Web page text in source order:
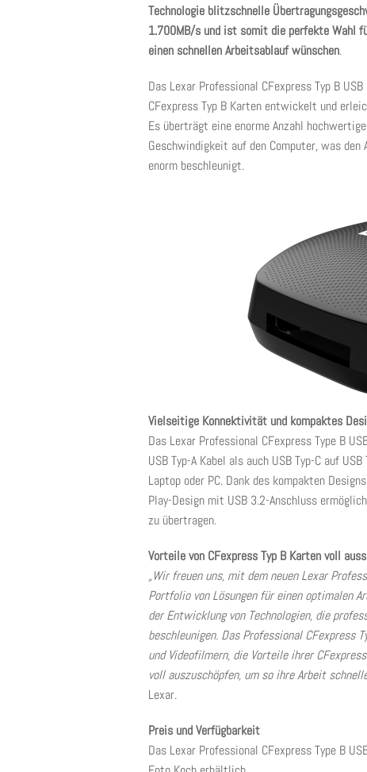
Technologie blitzschnelle
1.700MB/s und ist somit die perfekte Wahl
einen schnellen Arbeitsablauf wünschen.
Das Lexar Professional CFexpress Typ B
CFexpress Typ B Karten entwickelt und
Es überträgt eine enorme Anzahl
Geschwindigkeit auf den Computer, was
enorm beschleunigt.
Vielseitige Konnektivität und kompaktes
Das Lexar Professional CFexpress Type B
USB Typ-A Kabel als auch USB Typ-C auf
Laptop oder PC. Dank des kompakten
Play-Design mit USB 3.2-Anschluss
zu übertragen.
Vorteile von CFexpress Typ B Karten voll
„Wir freuen uns, mit dem neuen Lexar
Portfolio von Lösungen für einen optimalen
der Entwicklung von Technologien, die
beschleunigen. Das Professional CFexpress
und Videofilmern, die Vorteile ihrer
voll auszuschöpfen, um so ihre Arbeit
Lexar.
Preis und Verfügbarkeit
Das Lexar Professional CFexpress Type B